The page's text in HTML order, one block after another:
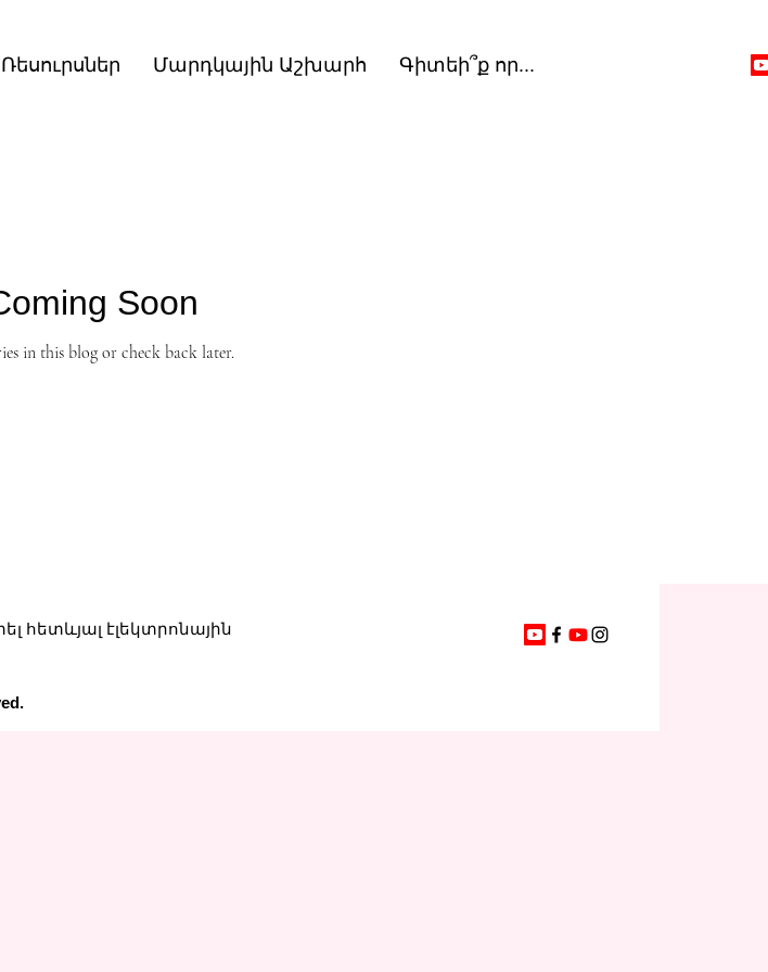
Մարդկային Աշխարհ Գիտեի՞ք որ...
Soon
in this blog or check back later.
հետևյալ էլեկտրոնային